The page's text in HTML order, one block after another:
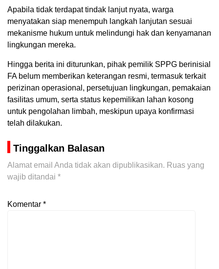
Apabila tidak terdapat tindak lanjut nyata, warga
menyatakan siap menempuh langkah lanjutan sesuai
mekanisme hukum untuk melindungi hak dan kenyamanan
lingkungan mereka.
Hingga berita ini diturunkan, pihak pemilik SPPG berinisial
FA belum memberikan keterangan resmi, termasuk terkait
perizinan operasional, persetujuan lingkungan, pemakaian
fasilitas umum, serta status kepemilikan lahan kosong
untuk pengolahan limbah, meskipun upaya konfirmasi
telah dilakukan.
Tinggalkan Balasan
Alamat email Anda tidak akan dipublikasikan. Ruas yang
wajib ditandai *
Komentar *